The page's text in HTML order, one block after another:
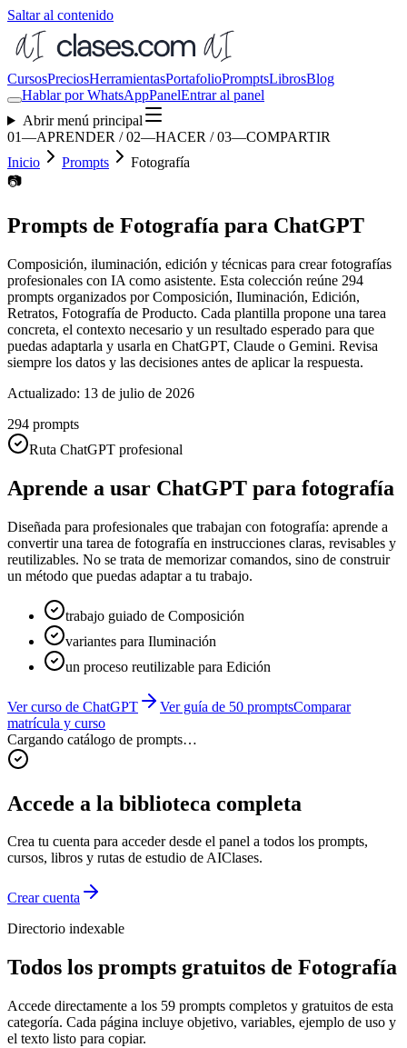
Saltar al contenido
CursosPreciosHerramientasPortafolioPromptsLibrosBlog
Hablar por WhatsAppPanelEntrar al panel
Abrir menú principal
01—APRENDER / 02—HACER / 03—COMPARTIR
Inicio
Prompts
Fotografía
📷
Prompts de Fotografía para ChatGPT
Composición, iluminación, edición y técnicas para crear fotografías
profesionales con IA como asistente. Esta colección reúne 294
prompts organizados porComposición, Iluminación, Edición,
Retratos, Fotografía de Producto. Cada plantilla propone una tarea
concreta, el contexto necesario y un resultado esperado para que
puedas adaptarla y usarla en ChatGPT, Claude o Gemini. Revisa
siempre los datos y las decisiones antes de aplicar la respuesta.
Actualizado: 13 de julio de 2026
294 prompts
Ruta ChatGPT profesional
Aprende a usar ChatGPT para fotografía
Diseñada para profesionales que trabajan con fotografía: aprende a
convertir una tarea de fotografía en instrucciones claras, revisables y
reutilizables. No se trata de memorizar comandos, sino de construir
un método que puedas adaptar a tu trabajo.
trabajo guiado de Composición
variantes para Iluminación
un proceso reutilizable para Edición
Ver curso de ChatGPT Ver guía de 50 promptsComparar
matrícula y curso
Cargando catálogo de prompts…
Accede a la biblioteca completa
Crea tu cuenta para acceder desde el panel a todos los prompts,
cursos, libros y rutas de estudio de AIClases.
Crear cuenta
Directorio indexable
Todos los prompts gratuitos de Fotografía
Accede directamente a los 59 prompts completos y gratuitos de esta
categoría. Cada página incluye objetivo, variables, ejemplo de uso y
el texto listo para copiar.